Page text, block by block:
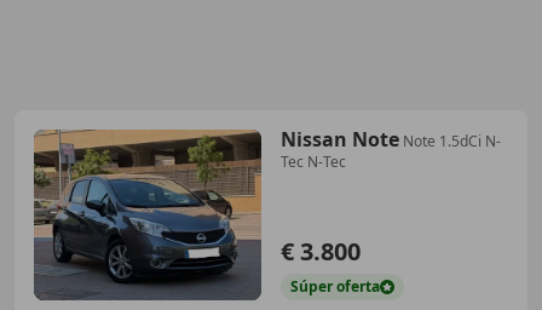
Nissan Note Note 1.5dCi N-
Tec N-Tec
€ 3.800
Súperoferta